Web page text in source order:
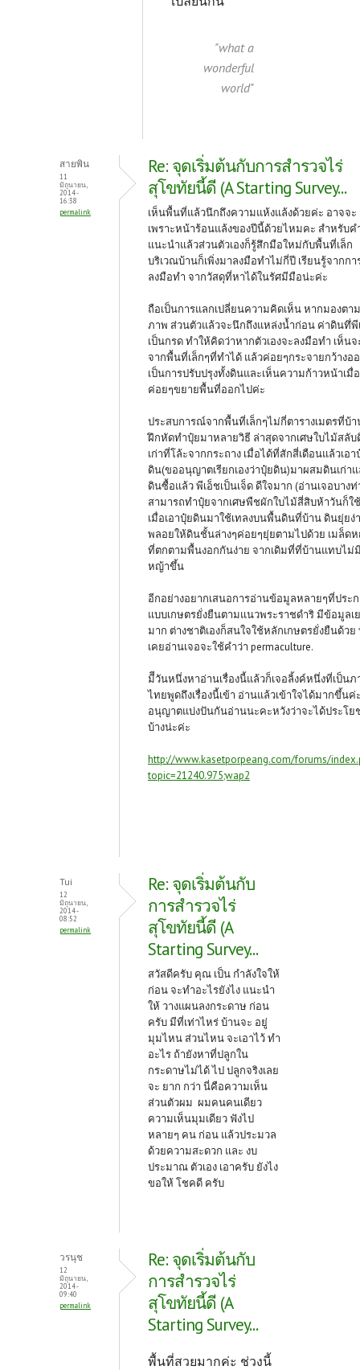
"what a
wonderful
world"
สายพิน
11
มิถุนายน,
2014 -
16:38
permalink
Re: จุดเริ่มต้นกับการสำรวจไร่
สุโขทัยนี้ดี (A Starting Survey...
เห็นพื้นที่แล้วนึกถึงความแห้งแล้งด้วยค่ะ อาจจะ
เพราะหน้าร้อนแล้งของปีนี้ด้วยไหมคะ สำหรับค
แนะนำแล้วส่วนตัวเองก็รู้สึกมือใหม่กับพื้นที่เล็ก
บริเวณบ้านก็เพิ่งมาลงมือทำไม่กี่ปี เรียนรู้จากกา
ลงมือทำ จากวัสดุที่หาได้ในรัศมีมือน่ะค่ะ
ถือเป็นการแลกเปลี่ยนความคิดเห็น หากมองตาม
ภาพ ส่วนตัวแล้วจะนึกถึงแหล่งน้ำก่อน ค่าดินทึ่พี
เป็นกรด ทำให้คิดว่าหากตัวเองจะลงมือทำ เห็นจ
จากพื้นที่เล็กๆที่ทำได้ แล้วค่อยๆกระจายกว้างอ
เป็นการปรับปรุงทั้งดินและเห็นความก้าวหน้าเมื่อ
ค่อยๆขยายพื้นที่ออกไปค่ะ
ประสบการณ์จากพื้นที่เล็กๆไม่กี่ตารางเมตรที่บ้า
ฝึกหัดทำปุ๋ยมาหลายวิธี ล่าสุดจากเศษใบไม้สลั
เก่าที่โล้ะจากกระถาง เมื่อได้ที่สักสี่เดือนแล้วเอา
ดิน(ขออนุญาตเรียกเองว่าปุ๋ยดิน)มาผสมดินเก่า
ดินซื้อแล้ว พีเอ็ชเป็นเจ็ด ดีใจมาก (อ่านเจอบาง
สามารถทำปุ๋ยจากเศษพืชผักใบไม้สี่สิบห้าวันก็ใ
เมื่อเอาปุ๋ยดินมาใช้เทลงบนพื้นดินที่บ้าน ดินยุ่ยง่
พลอยให้ดินชั้นล่างๆค่อยๆยุ่ยตามไปด้วย เมล็ด
ที่ตกตามพื้นงอกกันง่าย จากเดิมที่ที่บ้านแทบไม่
หญ้าขึ้น
อีกอย่างอยากเสนอการอ่านข้อมูลหลายๆที่ประ
แบบเกษตรยั่งยืนตามแนวพระราชดำริ มีข้อมูลเ
มาก ต่างชาติเองก็สนใจใช้หลักเกษตรยั่งยืนด้วย
เคยอ่านเจอจะใช้คำว่า permaculture.
มีีวันหนึ่งหาอ่านเรื่องนี้แล้วก็เจอลิ้งค์หนึ่งที่เป็นภ
ไทยพูดถึงเรื่องนี้เข้า อ่านแล้วเข้าใจได้มากขึ้นค่
อนุญาตแบ่งปันกันอ่านนะคะหวังว่าจะได้ประโย
บ้างน่ะค่ะ
http://www.kasetporpeang.com/forums/
topic=21240.975;wap2
Tui
12
มิถุนายน,
2014 -
08:52
permalink
Re: จุดเริ่มต้นกับ
การสำรวจไร่
สุโขทัยนี้ดี (A
Starting Survey...
สวัสดีครับ คุณ เป็น กำลังใจให้
ก่อน จะทำอะไรยังไง แนะนำ
ให้ วางแผนลงกระดาษ ก่อน
ครับ มีที่เท่าไหร่ บ้านจะ อยู่
มุมไหน ส่วนไหน จะเอาไว้ ทำ
อะไร ถ้ายังหาที่ปลูกใน
กระดาษไม่ได้ ไป ปลูกจริงเลย
จะ ยาก กว่า นี่คือความเห็น
ส่วนตัวผม ผมคนคนเดียว
ความเห็นมุมเดียว ฟังไป
หลายๆ คน ก่อน แล้วประมวล
ด้วยความสะดวก และ งบ
ประมาณ ตัวเอง เอาครับ ยังไง
ขอให้ โชคดี ครับ
วรนุช
12
มิถุนายน,
2014 -
09:40
permalink
Re: จุดเริ่มต้นกับ
การสำรวจไร่
สุโขทัยนี้ดี (A
Starting Survey...
พื้นที่สวยมากค่ะ ช่วงนี้